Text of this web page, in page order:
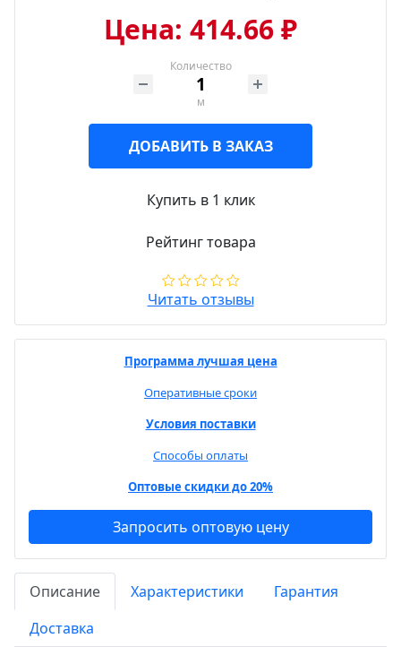
Цена: 414.66 ₽
Количество
м
ДОБАВИТЬ В ЗАКАЗ
Купить в 1 клик
Рейтинг товара
Читать отзывы
Программа лучшая цена
Оперативные сроки
Условия поставки
Способы оплаты
Оптовые скидки до 20%
Запросить оптовую цену
Описание Характеристики
Гарантия
Доставка